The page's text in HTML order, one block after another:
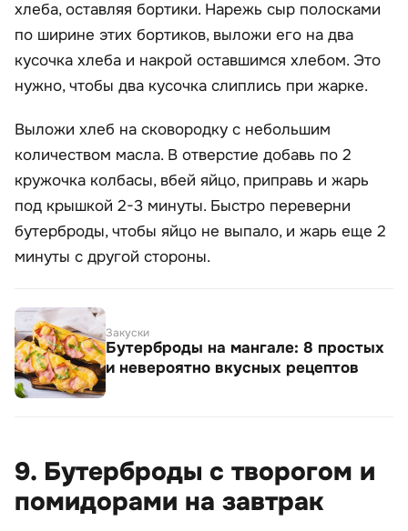
хлеба, оставляя бортики. Нарежь сыр полосками
по ширине этих бортиков, выложи его на два
кусочка хлеба и накрой оставшимся хлебом. Это
нужно, чтобы два кусочка слиплись при жарке.
Выложи хлеб на сковородку с небольшим
количеством масла. В отверстие добавь по 2
кружочка колбасы, вбей яйцо, приправь и жарь
под крышкой 2-3 минуты. Быстро переверни
бутерброды, чтобы яйцо не выпало, и жарь еще 2
минуты с другой стороны.
Закуски
Бутерброды на мангале: 8 простых
и невероятно вкусных рецептов
9. Бутерброды с творогом и
помидорами на завтрак